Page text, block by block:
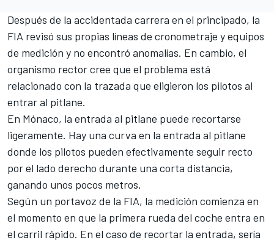
Después de la accidentada carrera en el principado, la
FIA revisó sus propias líneas de cronometraje y equipos
de medición y no encontró anomalías. En cambio, el
organismo rector cree que el problema está
relacionado con la trazada que eligieron los pilotos al
entrar al pitlane.
En Mónaco, la entrada al pitlane puede recortarse
ligeramente. Hay una curva en la entrada al pitlane
donde los pilotos pueden efectivamente seguir recto
por el lado derecho durante una corta distancia,
ganando unos pocos metros.
Según un portavoz de la FIA, la medición comienza en
el momento en que la primera rueda del coche entra en
el carril rápido. En el caso de recortar la entrada, sería